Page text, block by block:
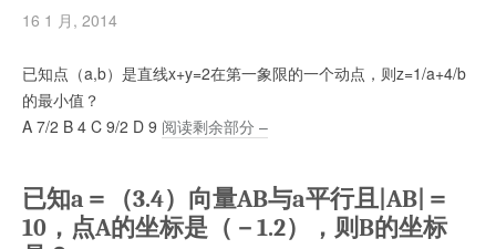
16 1 月, 2014
已知点（a,b）是直线x+y=2在第一象限的一个动点，则z=1/a+4/b
的最小值？
A 7/2 B 4 C 9/2 D 9 阅读剩余部分 –
已知a＝（3.4）向量AB与a平行且|AB|＝
10，点A的坐标是（－1.2），则B的坐标